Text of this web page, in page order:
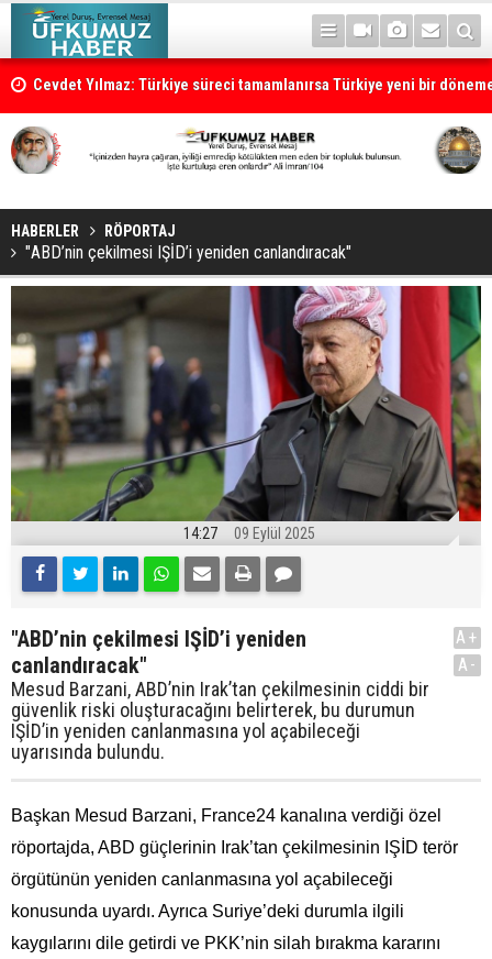
Cevdet Yılmaz: Türkiye süreci tamamlanırsa Türkiye yeni bir
HABERLER RÖPORTAJ
"ABD’nin çekilmesi IŞİD’i yeniden canlandıracak"
14:27 09 Eylül 2025
"ABD’nin çekilmesi IŞİD’i yeniden
canlandıracak"
Mesud Barzani, ABD’nin Irak’tan çekilmesinin ciddi bir
güvenlik riski oluşturacağını belirterek, bu durumun
IŞİD’in yeniden canlanmasına yol açabileceği
uyarısında bulundu.
A+
A-
Başkan Mesud Barzani, France24 kanalına verdiği özel
röportajda, ABD güçlerinin Irak’tan çekilmesinin IŞİD terör
örgütünün yeniden canlanmasına yol açabileceği
konusunda uyardı. Ayrıca Suriye’deki durumla ilgili
kaygılarını dile getirdi ve PKK’nin silah bırakma kararını